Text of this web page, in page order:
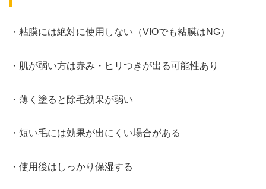
・粘膜には絶対に使用しない（VIOでも粘膜はNG）
・肌が弱い方は赤み・ヒリつきが出る可能性あり
・薄く塗ると除毛効果が弱い
・短い毛には効果が出にくい場合がある
・使用後はしっかり保湿する